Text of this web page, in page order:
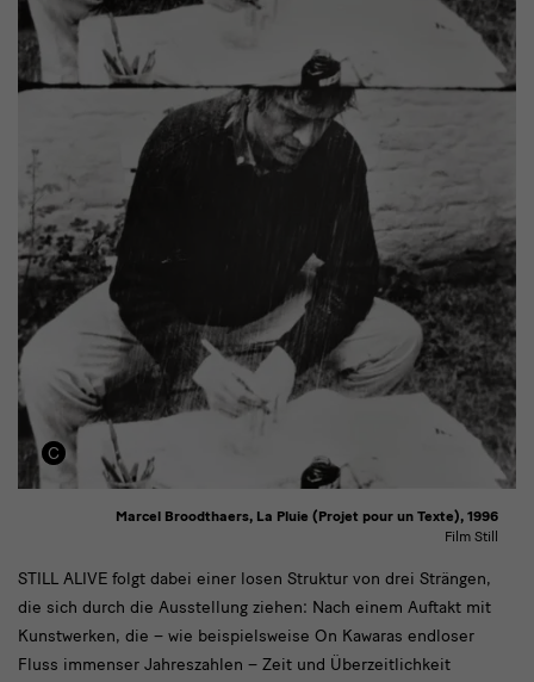
Auch
mit
Blick
STILL ALIVE folgt dabei einer losen Struktur von drei Strängen,
die sich durch die Ausstellung ziehen: Nach einem Auftakt mit
Kunstwerken, die – wie beispielsweise On Kawaras endloser
Fluss immenser Jahreszahlen – Zeit und Überzeitlichkeit
Marcel Broodthaers, La Pluie (Projet pour un Texte), 1996
Film Still